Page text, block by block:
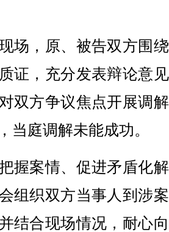
，原、被告双方围
证，充分发表辩论意
双方争议焦点开展调
当庭调解未能成功。
案情、促进矛盾化
组织双方当事人到涉
结合现场情况，耐心